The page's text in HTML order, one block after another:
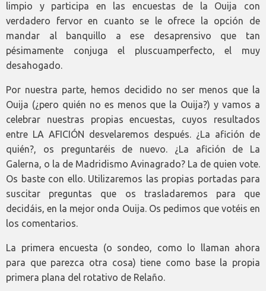
limpio y participa en las encuestas de la Ouija con
verdadero fervor en cuanto se le ofrece la opción de
mandar al banquillo a ese desaprensivo que tan
pésimamente conjuga el pluscuamperfecto, el muy
desahogado.
Por nuestra parte, hemos decidido no ser menos que la
Ouija (¿pero quién no es menos que la Ouija?) y vamos a
celebrar nuestras propias encuestas, cuyos resultados
entre LA AFICIÓN desvelaremos después. ¿La afición de
quién?, os preguntaréis de nuevo. ¿La afición de La
Galerna, o la de Madridismo Avinagrado? La de quien vote.
Os baste con ello. Utilizaremos las propias portadas para
suscitar preguntas que os trasladaremos para que
decidáis, en la mejor onda Ouija. Os pedimos que votéis en
los comentarios.
La primera encuesta (o sondeo, como lo llaman ahora
para que parezca otra cosa) tiene como base la propia
primera plana del rotativo de Relaño.